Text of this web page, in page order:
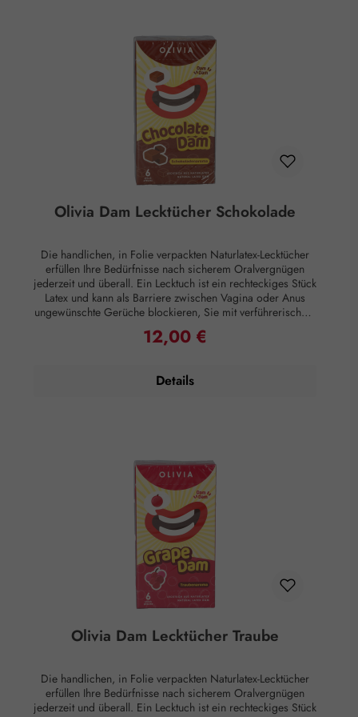
kann allergische Reaktionen hervorrufen. Vermeiden Sie es,
das Lecktuch direkter Sonneneinstrahlung auszusetzen und
bewahren Sie es kühl und trocken auf. Behalten Sie die
Verpackung zur Aufbewahrung noch nicht benutzter
Naturlatex-Dams. Dams sollten nicht ohne Umverpackung
transportiert werden. Dies ist kein Medizinprodukt und kein
Verhütungsmittel und nicht zur Verhinderung der
Übertragung von sexuell übertragbaren Infektionen (STI)
geeignet.
Olivia Dam Lecktücher Schokolade
Die handlichen, in Folie verpackten Naturlatex-Lecktücher
erfüllen Ihre Bedürfnisse nach sicherem Oralvergnügen
jederzeit und überall. Ein Lecktuch ist ein rechteckiges Stück
Latex und kann als Barriere zwischen Vagina oder Anus
ungewünschte Gerüche blockieren, Sie mit verführerischem
Schokoladen-Duft umgeben und so das Vergnügen
verdoppeln. Lecktücher schützen vor Infektionen, die beim
Anus gelegt. Benutzen Sie jedes Lecktuch nur einmal.
das Lecktuch direkter Sonneneinstrahlung auszusetzen und
bewahren Sie es kühl und trocken auf. Behalten Sie die
Verpackung zur Aufbewahrung noch nicht benutzter
Naturlatex-Dams. Dams sollten nicht ohne Umverpackung
transportiert werden. Dies ist kein Medizinprodukt und kein
Verhütungsmittel und nicht zur Verhinderung der
Übertragung von sexuell übertragbaren Infektionen (STI)
geeignet.
Regulärer Preis:
12,00 €
Details
Olivia Dam Lecktücher Traube
Die handlichen, in Folie verpackten Naturlatex-Lecktücher
erfüllen Ihre Bedürfnisse nach sicherem Oralvergnügen
jederzeit und überall. Ein Lecktuch ist ein rechteckiges Stück